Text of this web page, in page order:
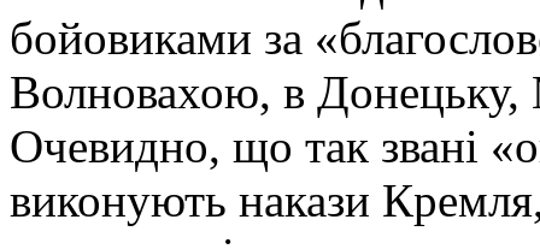
бойовиками за
Волновахою, в Донецьку,
Очевидно, що так звані
виконують накази